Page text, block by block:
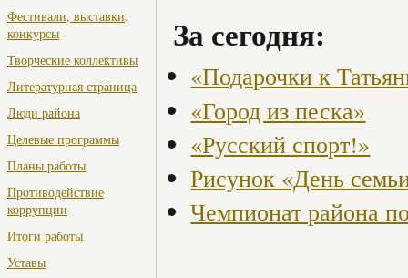
Фестивали, выставки,
конкурсы
Творческие коллективы
Литературная страница
Люди района
Целевые программы
Планы работы
Противодействие
коррупции
Итоги работы
Уставы
За сегодня:
«Подарочки к
«Город из песка»
«Русский спорт!»
Рисунок «День
Чемпионат района